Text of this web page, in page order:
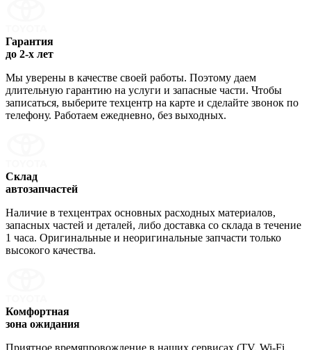
Гарантия
до 2-х лет
Мы уверены в качестве своей работы. Поэтому даем
длительную гарантию на услуги и запасные части. Чтобы
записаться, выберите техцентр на карте и сделайте звонок по
телефону. Работаем ежедневно, без выходных.
Склад
автозапчастей
Наличие в техцентрах основных расходных материалов,
запасных частей и деталей, либо доставка со склада в течение
1 часа. Оригинальные и неоригинальные запчасти только
высокого качества.
Комфортная
зона ожидания
Приятное времяпровождение в наших сервисах (TV, Wi-Fi,